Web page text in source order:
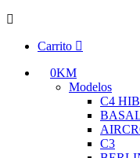
Carrito
0KM
Modelos
C4
C3